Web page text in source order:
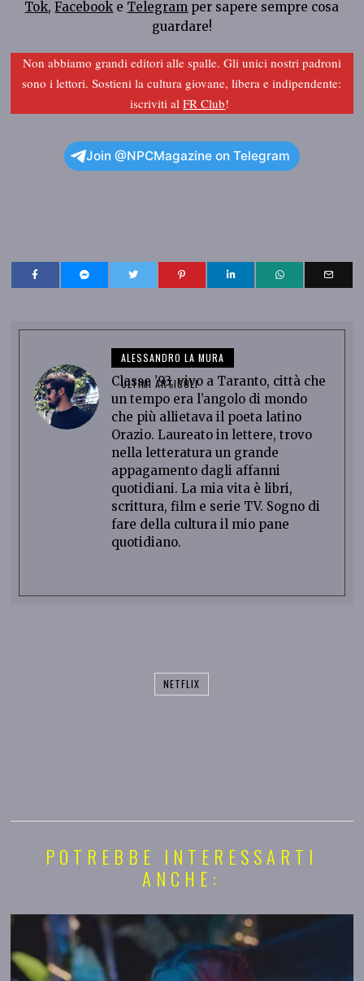
Tok,Facebook e Telegram per sapere sempre cosa
guardare!
Non abbiamo grandi editori alle spalle. Gli unici nostri padroni
sono i lettori. Sostieni la cultura giovane, libera e indipendente:
iscriviti alFR Club!
Join @NPCMagazine on Telegram
ALESSANDRO LA MURA
ULTIMI ARTICOLI
Classe ’93, vivo a Taranto, città che
un tempo era l’angolo di mondo
che più allietava il poeta latino
Orazio. Laureato in lettere, trovo
nella letteratura un grande
appagamento dagli affanni
quotidiani. La mia vita è libri,
scrittura, film e serie TV. Sogno di
fare della cultura il mio pane
quotidiano.
NETFLIX
POTREBBE INTERESSARTI
ANCHE: